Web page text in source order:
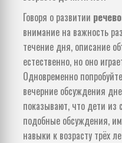
Говоря о развитии
внимание на важность
течение дня, описание
естественно, но оно
Одновременно
вечерние обсуждения
показывают, что дети из
подобные обсуждения,
навыки к возрасту трёх